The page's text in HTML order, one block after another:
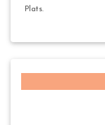
Plats.